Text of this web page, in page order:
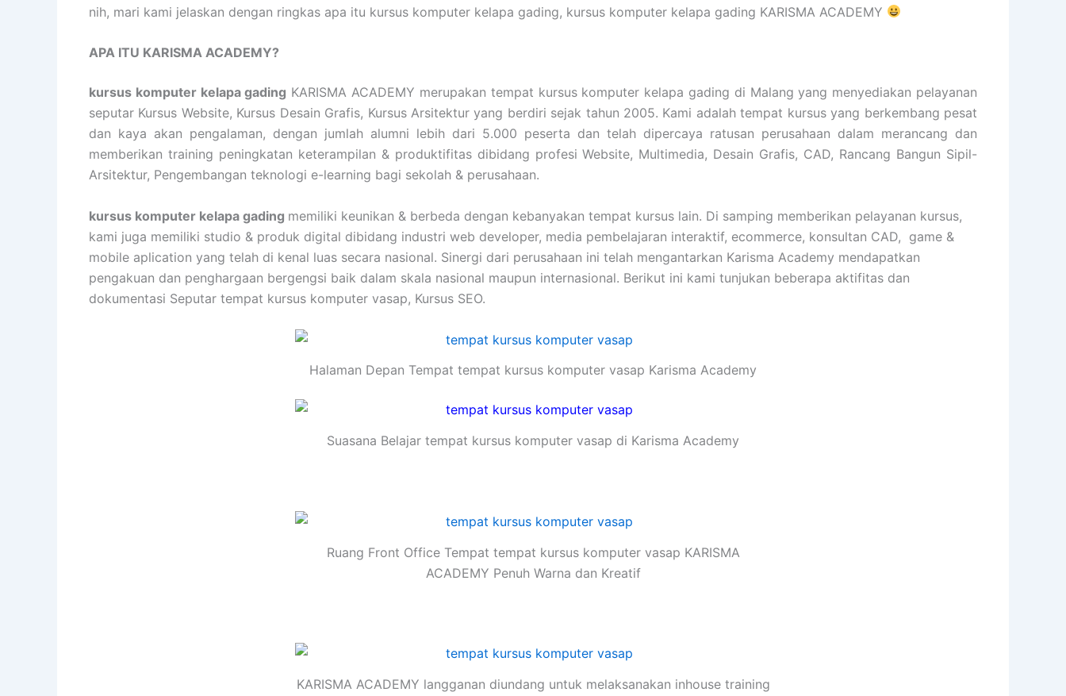
nih, mari kami jelaskan dengan ringkas apa itu kursus komputer kelapa gading, kursus komputer kelapa gading KARISMA ACADEMY
APA ITU KARISMA ACADEMY?
kursus komputer kelapa gading KARISMA ACADEMY merupakan tempat kursus komputer kelapa gading di Malang yang menyediakan pelayanan
seputar Kursus Website, Kursus Desain Grafis, Kursus Arsitektur yang berdiri sejak tahun 2005. Kami adalah tempat kursus yang berkembang pesat
dan kaya akan pengalaman, dengan jumlah alumni lebih dari 5.000 peserta dan telah dipercaya ratusan perusahaan dalam merancang dan
memberikan training peningkatan keterampilan & produktifitas dibidang profesi Website, Multimedia, Desain Grafis, CAD, Rancang Bangun Sipil-
Arsitektur, Pengembangan teknologi e-learning bagi sekolah & perusahaan.
kursus komputer kelapa gading memiliki keunikan & berbeda dengan kebanyakan tempat kursus lain. Di samping memberikan pelayanan kursus,
kami juga memiliki studio & produk digital dibidang industri web developer, media pembelajaran interaktif, ecommerce, konsultan CAD, game &
mobile aplication yang telah di kenal luas secara nasional. Sinergi dari perusahaan ini telah mengantarkan Karisma Academy mendapatkan
pengakuan dan penghargaan bergengsi baik dalam skala nasional maupun internasional. Berikut ini kami tunjukan beberapa aktifitas dan
dokumentasi Seputar tempat kursus komputer vasap, Kursus SEO.
Halaman Depan Tempat tempat kursus komputer vasap Karisma Academy
Suasana Belajar tempat kursus komputer vasap di Karisma Academy
Ruang Front Office Tempat tempat kursus komputer vasap KARISMA
ACADEMY Penuh Warna dan Kreatif
KARISMA ACADEMY langganan diundang untuk melaksanakan inhouse training